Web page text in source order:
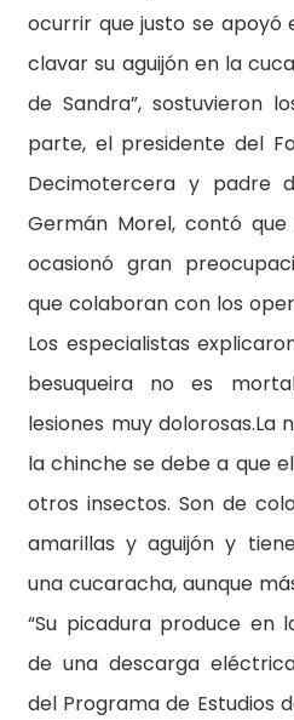
ocurrir que justo se apoyó
clavar su aguijón en la
de Sandra”, sostuvieron
parte, el presidente del
Decimotercera y padre
Germán Morel, contó
ocasionó gran
que colaboran con los
Los especialistas
besuqueira no es
lesiones muy dolorosas.La
la chinche se debe a que
otros insectos. Son de
amarillas y aguijón y
una cucaracha, aunque
“Su picadura produce en
de una descarga
del Programa de Estudios